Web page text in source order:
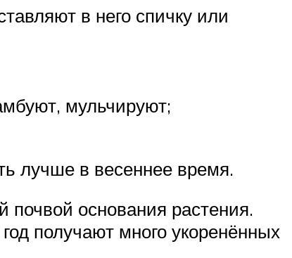
в него спичку или
мульчируют;
лучше в весеннее время.
основания растения.
получают много укоренённых